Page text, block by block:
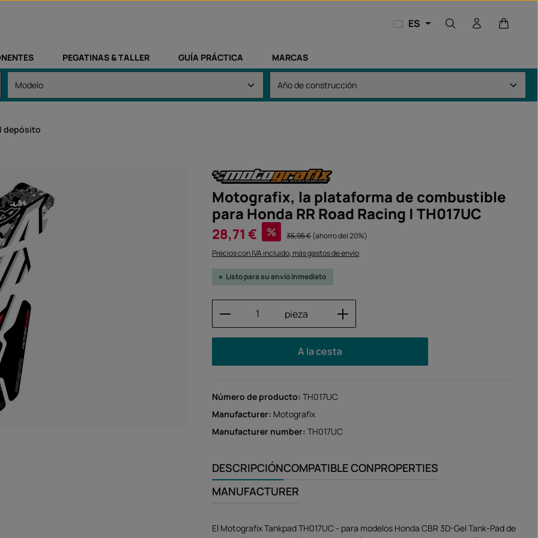
ES El
PEGATINAS & TALLER GUÍA PRÁCTICA MARCAS
depósito
Motografix, la plataforma de combustible
para Honda RR Road Racing | TH017UC
Precio de venta:
28,71 € % Precio normal:
35,95 €(ahorro del 20%)
Precios con IVA incluido, más gastos de envío
Listo para su envío inmediato
Cantidad del producto: introduce la cantidad
pieza
A la cesta
Número de producto:TH017UC
Manufacturer: Motografix
Manufacturer number:TH017UC
DESCRIPCIÓNCOMPATIBLE CONPROPERTIES
MANUFACTURER
El Motografix Tankpad TH017UC - para modelos Honda CBR 3D-Gel Tank-Pad de